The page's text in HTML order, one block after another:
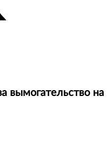
вымогательство на